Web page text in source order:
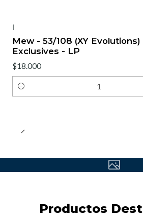
|
Mew - 53/108 (XY
Exclusives - LP
$18.000
Cantidad
Productos